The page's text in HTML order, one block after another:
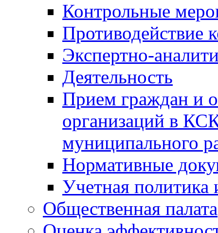
Контрольные
Противодействие
Экспертно-
Деятельность
Прием граждан и
организаций в
муниципального
Нормативные
Учетная политика
Общественная палата